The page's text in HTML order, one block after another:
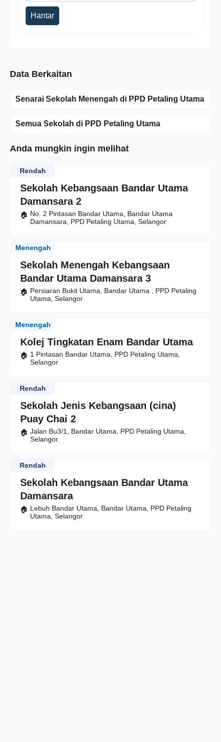
Hantar
Data Berkaitan
Senarai Sekolah Menengah di PPD Petaling Utama
Semua Sekolah di PPD Petaling Utama
Anda mungkin ingin melihat
Sekolah Kebangsaan Bandar Utama
Damansara 2
Rendah
No. 2 Pintasan Bandar Utama, Bandar Utama
Damansara, PPD Petaling Utama, Selangor
Sekolah Menengah Kebangsaan
Bandar Utama Damansara 3
Menengah
Persiaran Bukit Utama, Bandar Utama , PPD Petaling
Utama, Selangor
Kolej Tingkatan Enam Bandar Utama
Menengah
1 Pintasan Bandar Utama, PPD Petaling Utama,
Selangor
Sekolah Jenis Kebangsaan (cina)
Puay Chai 2
Rendah
Jalan Bu3/1, Bandar Utama, PPD Petaling Utama,
Selangor
Sekolah Kebangsaan Bandar Utama
Damansara
Rendah
Lebuh Bandar Utama, Bandar Utama, PPD Petaling
Utama, Selangor